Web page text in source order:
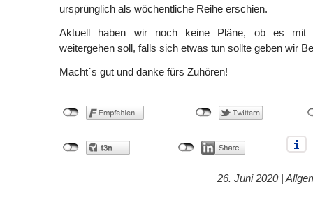
ursprünglich als wöchentliche Reihe erschien.
Aktuell haben wir noch keine Pläne, ob es mit
weitergehen soll, falls sich etwas tun sollte geben wir
Macht´s gut und danke fürs Zuhören!
26. Juni 2020 |